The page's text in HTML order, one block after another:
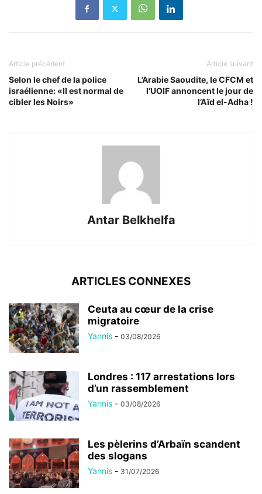
Article précédent
Selon le chef de la police
israélienne: «Il est normal de
cibler les Noirs»
Article suivant
L’Arabie Saoudite, le CFCM et
l’UOIF annoncent le jour de
l’Aïd el-Adha !
Antar Belkhelfa
ARTICLES CONNEXES
Ceuta au cœur de la crise
migratoire
Yannis - 03/08/2026
Londres : 117 arrestations lors
d’un rassemblement
Yannis - 03/08/2026
Les pèlerins d’Arbaïn scandent
des slogans
Yannis - 31/07/2026